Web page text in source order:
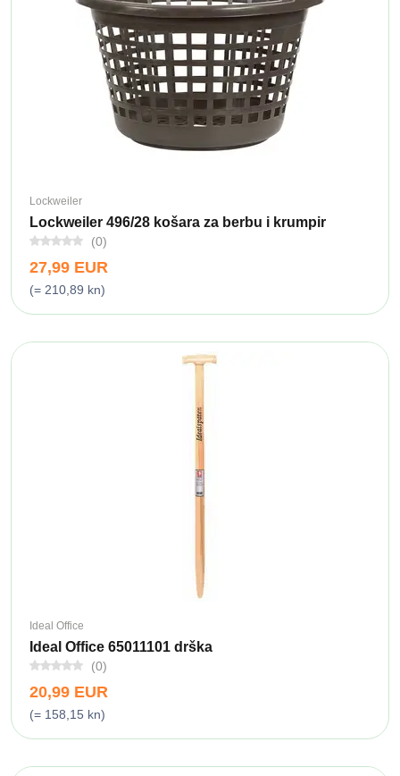
Lockweiler
Lockweiler 496/28 košara za berbu i krumpir
(0)
27,99 EUR
(= 210,89 kn)
Ideal Office
Ideal Office 65011101 drška
(0)
20,99 EUR
(= 158,15 kn)